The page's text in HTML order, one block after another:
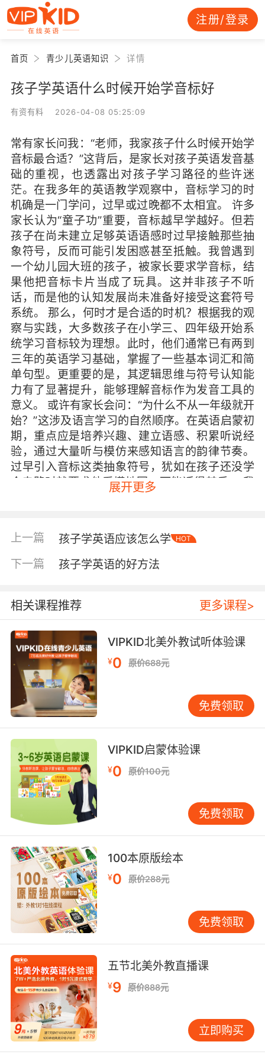
注册/登录
首页 青少儿英语知识 详情
孩子学英语什么时候开始学音标好
有资有料 2026-04-08 05:25:09
常有家长问我：“老师，我家孩子什么时候开始学
音标最合适？”这背后，是家长对孩子英语发音基
础的重视，也透露出对孩子学习路径的些许迷
茫。在我多年的英语教学观察中，音标学习的时
机确是一门学问，过早或过晚都不太相宜。 许多
家长认为“童子功”重要，音标越早学越好。但若
孩子在尚未建立足够英语语感时过早接触那些抽
象符号，反而可能引发困惑甚至抵触。我曾遇到
一个幼儿园大班的孩子，被家长要求学音标，结
果他把音标卡片当成了玩具。这并非孩子不听
话，而是他的认知发展尚未准备好接受这套符号
系统。 那么，何时才是合适的时机？根据我的观
察与实践，大多数孩子在小学三、四年级开始系
统学习音标较为理想。此时，他们通常已有两到
三年的英语学习基础，掌握了一些基本词汇和简
单句型。更重要的是，其逻辑思维与符号认知能
力有了显著提升，能够理解音标作为发音工具的
意义。 或许有家长会问：“为什么不从一年级就开
始？”这涉及语言学习的自然顺序。在英语启蒙初
期，重点应是培养兴趣、建立语感、积累听说经
验，通过大量听与模仿来感知语言的韵律节奏。
过早引入音标这类抽象符号，犹如在孩子还没学
会走路时就要求他看懂地图，可能适得其反。 我
班上曾有个女孩，三年级前主要通过儿歌、绘本
下学期学校引入音标时，她表现出浓厚兴趣，因
为她发现这些符号能解释为何“cat”和“kite”中的
“c”发音不同。前期的语感积累，让音标学习对她
而言不再是负担，而成了解开发音之谜的钥匙。
几个信号：当孩子开始主动问“这个单词怎么
读”、“这两个词发音有什么不同”时，说明他们对
发音规律产生了好奇；当孩子能区分相似发音如
“ship”和“sheep”时，表明其辨音能力已准备好接
受系统训练；当孩子遇到生词不再完全依赖老师
或点读笔，而是尝试自己拼读时，音标便能成为
其自主学习的得力工具。 也有家长疑惑：“现在都
提倡自然拼读，音标还有必要学吗？”其实二者是
互补关系。自然拼读更适合启蒙阶段，通过字母
及字母组合的发音规律帮助孩子拼读单词，直观
有趣。音标则是一套更精确、完整的发音标注系
统，能解决自然拼读无法覆盖的不规则发音情
况。 在我的教学实践中，通常建议这样的路径：
小学低年级以自然拼读为主，让孩子在游戏中感
受发音规律；中高年级再系统学习音标。此时孩
子已有一定词汇积累，能理解音标的价值，学习
起来更有成就感。两种方法结合使用，犹如配了
两副眼镜，一副看近，一副望远，让孩子的英语
发音世界更加清晰。 在家庭环境中，正式学习音
标前可以做许多铺垫：多播放纯正英语音频，让
孩子耳朵熟悉各种发音；玩辨音游戏，如“找出发
音不同的单词”；当孩子问及单词发音时，可简单
说明字母发音，不必过早引入音标符号。这些活
动能在轻松氛围中为将来的音标学习打下良好基
础。 当孩子正式开始学习音标时，家长的陪伴方
式很重要。不必将其视为严肃任务，可设计成游
戏：将音标卡片做成扑克玩配对游戏，或用身体
动作模拟发音时的口型舌位。我曾认识一位父
亲，他与儿子比赛谁发音更准并录音回听，学习
过程便成了有趣的亲子互动时光。 选择合适的学
展开更多
上一篇 孩子学英语应该怎么学 HOT
下一篇 孩子学英语的好方法
相关课程推荐 更多课程>
VIPKID北美外教试听体验课
¥0 原价688元
免费领取
VIPKID启蒙体验课
¥0 原价100元
免费领取
100本原版绘本
¥0 原价288元
免费领取
五节北美外教直播课
¥9 原价888元
立即购买